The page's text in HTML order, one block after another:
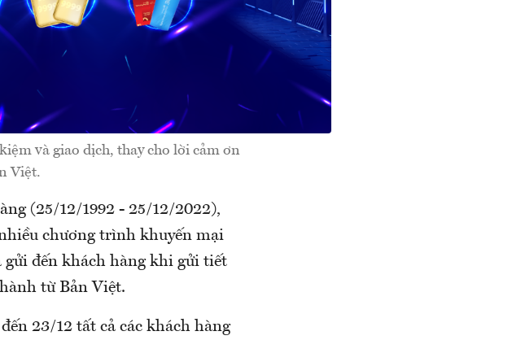
và giao dịch, thay cho lời cảm ơn
Việt.
(25/12/1992 - 25/12/2022),
chương trình khuyến mại
gửi đến khách hàng khi gửi tiết
từ Bản Việt.
23/12 tất cả các khách hàng